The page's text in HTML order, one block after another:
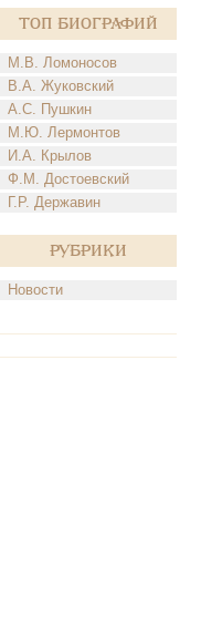
Топ Биографий
М.В. Ломоносов
В.А. Жуковский
А.С. Пушкин
М.Ю. Лермонтов
И.А. Крылов
Ф.М. Достоевский
Г.Р. Державин
Рубрики
Новости